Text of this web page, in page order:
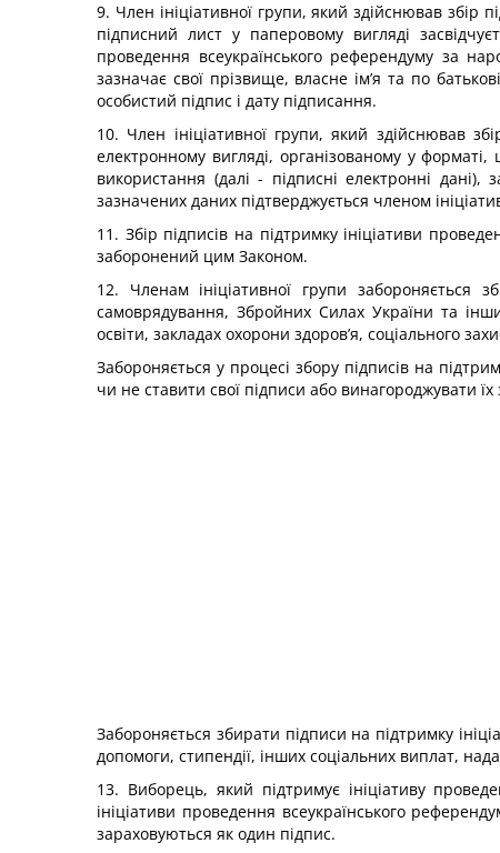
9. Член ініціативної групи, який здійснював збір
підписний лист у паперовому вигляді
проведення всеукраїнського референдуму за
зазначає свої прізвище, власне ім’я та по
особистий підпис і дату підписання.
10. Член ініціативної групи, який здійснював
електронному вигляді, організованому у
використання (далі - підписні електронні
зазначених даних підтверджується членом
11. Збір підписів на підтримку ініціативи
заборонений цим Законом.
12. Членам ініціативної групи забороняється
самоврядування, Збройних Силах України та
освіти, закладах охорони здоров’я, соціального
Забороняється у процесі збору підписів на
чи не ставити свої підписи або винагороджувати
Забороняється збирати підписи на підтримку
допомоги, стипендії, інших соціальних виплат,
13. Виборець, який підтримує ініціативу
ініціативи проведення всеукраїнського
зараховуються як один підпис.